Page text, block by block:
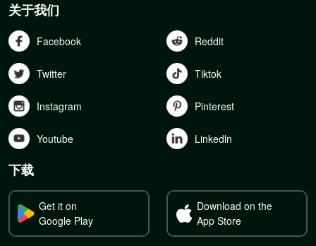
关于我们
Facebook Reddit
Twitter Tiktok
Instagram Pinterest
Youtube Linkedln
下载
Get it on
Google Play
Download on the
App Store